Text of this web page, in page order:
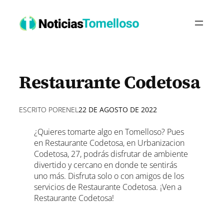
contenido
Restaurante Codetosa
ESCRITO PORENEL22 DE AGOSTO DE 2022
¿Quieres tomarte algo en Tomelloso? Pues
en Restaurante Codetosa, en Urbanizacion
Codetosa, 27, podrás disfrutar de ambiente
divertido y cercano en donde te sentirás
uno más. Disfruta solo o con amigos de los
servicios de Restaurante Codetosa. ¡Ven a
Restaurante Codetosa!